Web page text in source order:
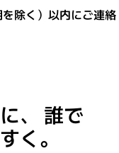
除く）以内にご連絡
、 誰で
く。